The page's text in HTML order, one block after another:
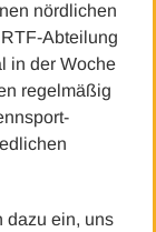
nördlichen
Abteilung
in der Woche
regelmäßig
dazu ein, uns